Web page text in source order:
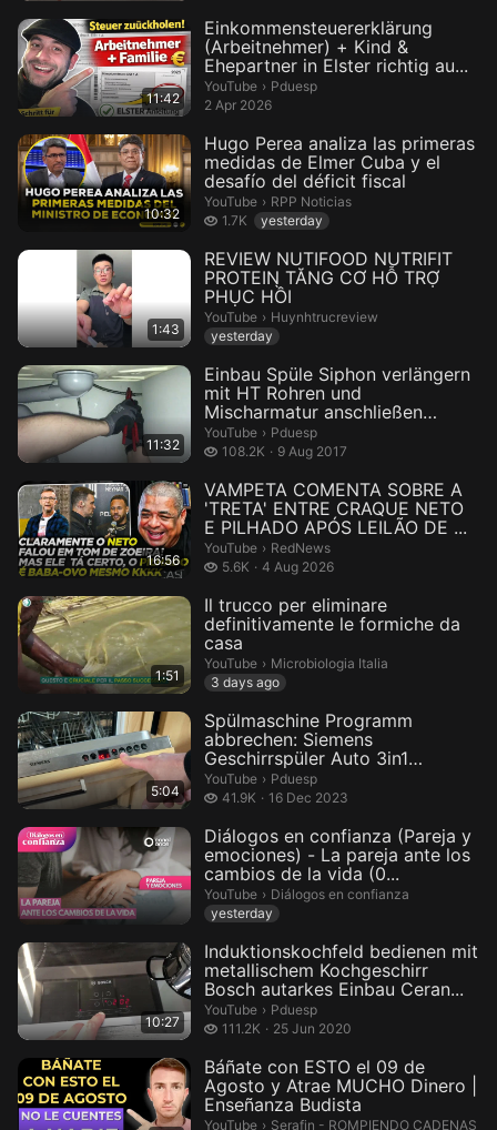
11:42
Einkommensteuererklärung
(Arbeitnehmer) + Kind &
Ehepartner in Elster richtig au...
YouTube › Pduesp.
Pduesp
2 Apr 2026
10:32
Hugo Perea analiza las primeras
medidas de Elmer Cuba y el
desafío del déficit fiscal
YouTube › RPP Noticias.
RPP Noticias
1.7K
1.7 thousand views
yesterday
1:43
REVIEW NUTIFOOD NUTRIFIT
PROTEIN TĂNG CƠ HỖ TRỢ
PHỤC HỒI
YouTube › Huynhtrucreview.
Huynhtrucreview
yesterday
11:32
Einbau Spüle Siphon verlängern
mit HT Rohren und
Mischarmatur anschließen
Küchenmonta...
YouTube › Pduesp.
Pduesp
108.2K
108.2 thousand views
9 Aug 2017
16:56
VAMPETA COMENTA SOBRE A
'TRETA' ENTRE CRAQUE NETO
E PILHADO APÓS LEILÃO DE ...
YouTube › RedNews.
RedNews
5.6K
5.6 thousand views
4 Aug 2026
1:51
Il trucco per eliminare
definitivamente le formiche da
casa
YouTube › Microbiologia Italia.
Microbiologia Italia
3 days ago
5:04
Spülmaschine Programm
abbrechen: Siemens
Geschirrspüler Auto 3in1
SE65M380EU/21 Reset...
YouTube › Pduesp.
Pduesp
41.9K
41.9 thousand views
16 Dec 2023
Diálogos en confianza (Pareja y
emociones) - La pareja ante los
cambios de la vida (0...
YouTube › Diálogos en confianza.
Diálogos en confianza
yesterday
10:27
Induktionskochfeld bedienen mit
metallischem Kochgeschirr
Bosch autarkes Einbau Ceran...
YouTube › Pduesp.
Pduesp
111.2K
111.2 thousand views
25 Jun 2020
Báñate con ESTO el 09 de
Agosto y Atrae MUCHO Dinero |
Enseñanza Budista
YouTube › Serafin - ROMPIENDO CADENAS.
Serafin - ROMPIENDO CADENAS